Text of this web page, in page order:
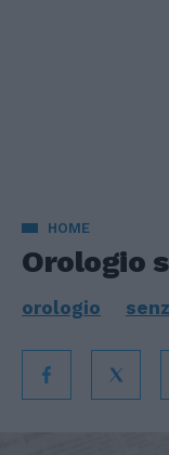
HOME
Orologio
orologio